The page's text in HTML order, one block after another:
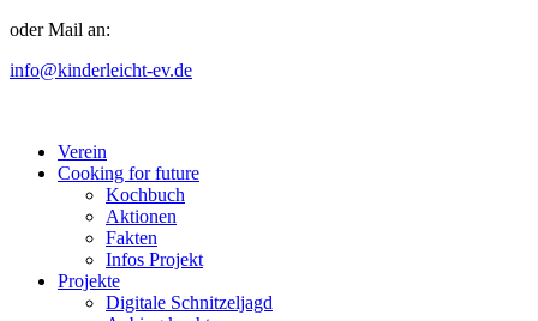
oder Mail an:
info@kinderleicht-ev.de
Verein
Cooking for future
Kochbuch
Aktionen
Fakten
Infos Projekt
Projekte
Digitale Schnitzeljagd